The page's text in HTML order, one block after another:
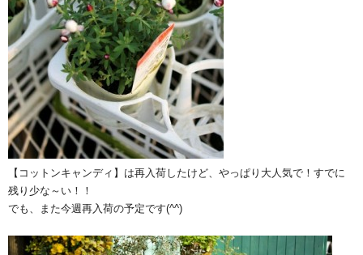
【コットンキャンディ】は再入荷したけど、やっぱり大人気で！すでに
残り少な～い！！
でも、また今週再入荷の予定です(^^)